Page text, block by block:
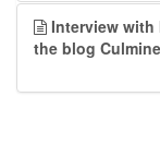
Interview
the blog